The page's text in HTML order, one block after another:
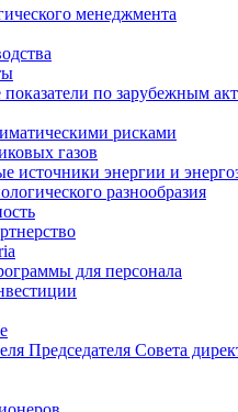
менеджмента
показатели по зарубежным
рисками
газов
источники энергии и
разнообразия
для персонала
Председателя Совета